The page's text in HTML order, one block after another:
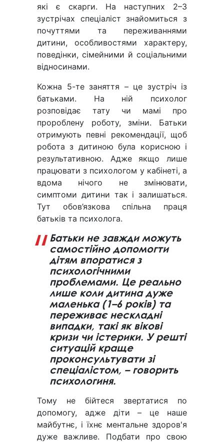
які є скарги. На наступних 2–3
зустрічах спеціаліст знайомиться з
почуттями та переживаннями
дитини, особливостями характеру,
поведінки, сімейними й соціальними
відносинами.
Кожна 5-те заняття – це зустріч із
батьками. На ній психолог
розповідає тату чи мамі про
пророблену роботу, зміни. Батьки
отримують певні рекомендації, щоб
робота з дитиною була корисною і
результативною. Адже якщо лише
працювати з психологом у кабінеті, а
вдома нічого не змінювати,
симптоми дитини так і залишаться.
Тут обов’язкова спільна праця
батьків та психолога.
Батьки не завжди можуть
самостійно допомогти
дітям впоратися з
психологічними
проблемами. Це реально
лише коли дитина дуже
маленька (1–6 років) та
переживає нескладні
випадки, такі як вікові
кризи чи істерики. У решті
ситуацій краще
проконсультувати зі
спеціалістом, – говорить
психологиня.
Тому не бійтеся звертатися по
допомогу, адже діти – це наше
майбутнє, і їхнє ментальне здоров'я
дуже важливе. Подбати про свою